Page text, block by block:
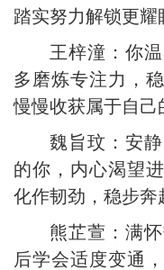
踏实努力解锁更耀
王梓潼：你
多磨炼专注力，
慢慢收获属于自己
魏旨玟：安
的你，内心渴望
化作韧劲，稳步奔
熊芷萱：满
后学会适度变通